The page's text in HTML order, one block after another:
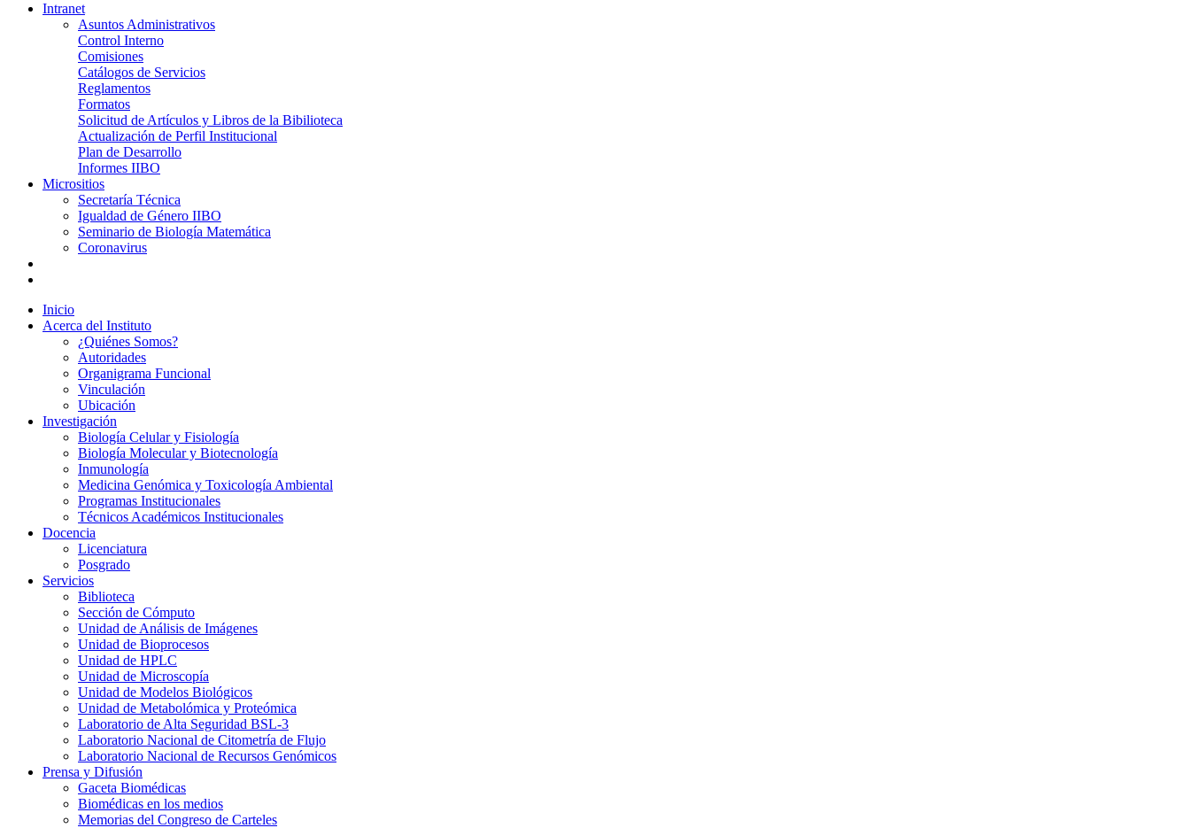
Intranet
Asuntos Administrativos
Control Interno
Comisiones
Catálogos de Servicios
Reglamentos
Formatos
Solicitud de Artículos y Libros de la Bibilioteca
Actualización de Perfil Institucional
Plan de Desarrollo
Informes IIBO
Micrositios
Secretaría Técnica
Igualdad de Género IIBO
Seminario de Biología Matemática
Coronavirus
Inicio
Acerca del Instituto
¿Quiénes Somos?
Autoridades
Organigrama Funcional
Vinculación
Ubicación
Investigación
Biología Celular y Fisiología
Biología Molecular y Biotecnología
Inmunología
Medicina Genómica y Toxicología Ambiental
Programas Institucionales
Técnicos Académicos Institucionales
Docencia
Licenciatura
Posgrado
Servicios
Biblioteca
Sección de Cómputo
Unidad de Análisis de Imágenes
Unidad de Bioprocesos
Unidad de HPLC
Unidad de Microscopía
Unidad de Modelos Biológicos
Unidad de Metabolómica y Proteómica
Laboratorio de Alta Seguridad BSL-3
Laboratorio Nacional de Citometría de Flujo
Laboratorio Nacional de Recursos Genómicos
Prensa y Difusión
Gaceta Biomédicas
Biomédicas en los medios
Memorias del Congreso de Carteles